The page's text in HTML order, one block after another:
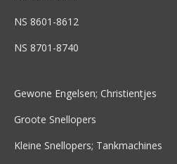
NS 8601-8612
NS 8701-8740
Gewone Engelsen; Christientjes
Groote Snellopers
Kleine Snellopers; Tankmachines